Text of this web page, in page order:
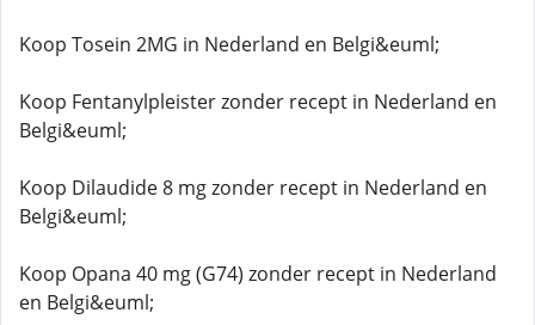
Koop Tosein 2MG in Nederland en Belgi&euml;
Koop Fentanylpleister zonder recept in Nederland en
Belgi&euml;
Koop Dilaudide 8 mg zonder recept in Nederland en
Belgi&euml;
Koop Opana 40 mg (G74) zonder recept in Nederland
en Belgi&euml;